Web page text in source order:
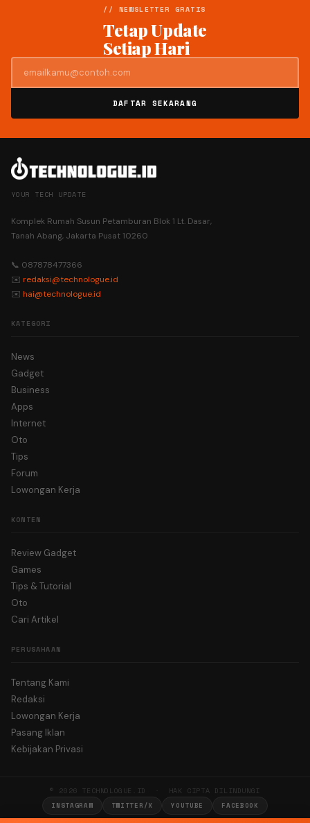
// NEWSLETTER GRATIS
Tetap Update
Setiap Hari
DAFTAR SEKARANG
YOUR TECH UPDATE
Komplek Rumah Susun Petamburan Blok 1 Lt. Dasar,
Tanah Abang, Jakarta Pusat 10260
📞 087878477366
✉️ redaksi@technologue.id
✉️ hai@technologue.id
KATEGORI
News
Gadget
Business
Apps
Internet
Oto
Tips
Forum
Lowongan Kerja
KONTEN
Review Gadget
Games
Tips & Tutorial
Oto
Cari Artikel
PERUSAHAAN
Tentang Kami
Redaksi
Lowongan Kerja
Pasang Iklan
Kebijakan Privasi
© 2026 TECHNOLOGUE.ID · HAK CIPTA DILINDUNGI
INSTAGRAM TWITTER/X YOUTUBE FACEBOOK